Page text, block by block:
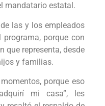
mandatario estatal.
las y los empleados
porque con
que representa, desde
y familias.
porque eso
mi casa”, les